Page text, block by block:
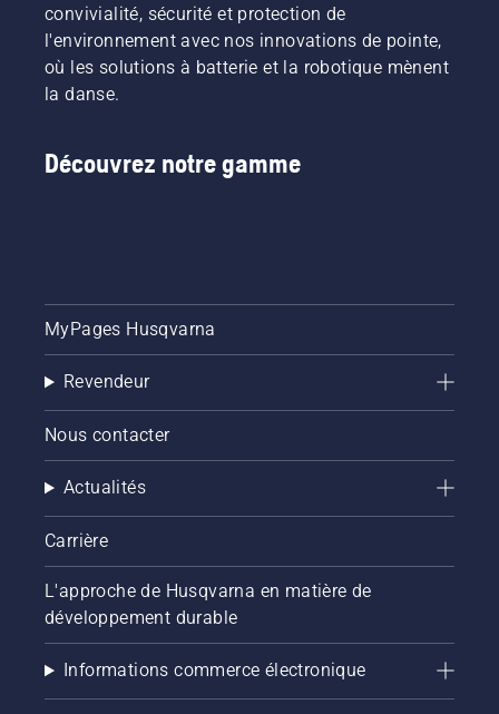
convivialité, sécurité et protection de
l'environnement avec nos innovations de pointe,
où les solutions à batterie et la robotique mènent
la danse.
Découvrez notre gamme
MyPages Husqvarna
Revendeur
Nous contacter
Actualités
Carrière
L'approche de Husqvarna en matière de
développement durable
Informations commerce électronique